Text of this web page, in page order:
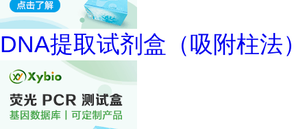
DNA提取试剂盒（吸附柱法）